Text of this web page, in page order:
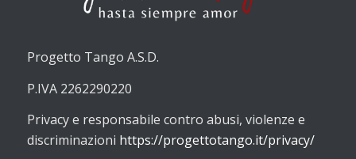
Progetto Tango A.S.D.
P.IVA 2262290220
Privacy e responsabile contro abusi, violenze e
discriminazioni https://progettotango.it/privacy/